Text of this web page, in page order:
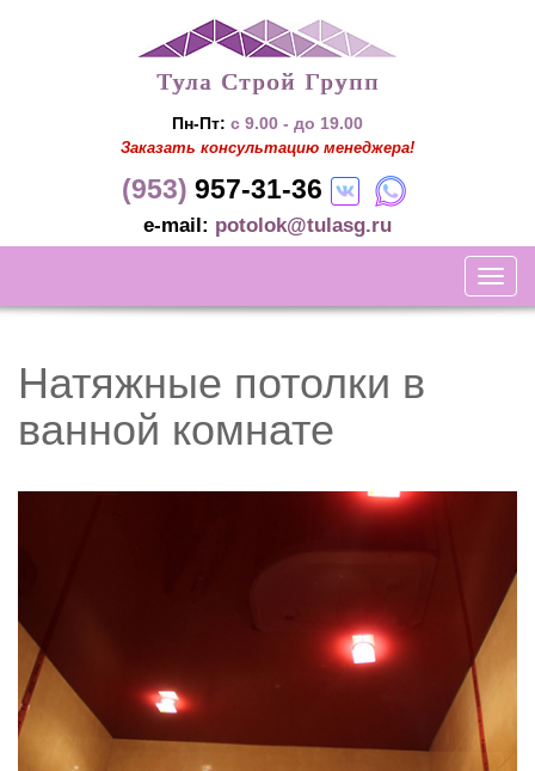
Тула Строй Групп
Сб-Вс:с 10.00 до 17.00
Заказать консультацию менеджера!
(953) 957-31-36
e-mail: potolok@tulasg.ru
Натяжные потолки в
ванной комнате